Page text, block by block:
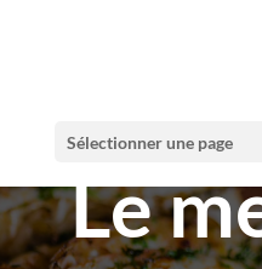
Sélectionner une page
Le